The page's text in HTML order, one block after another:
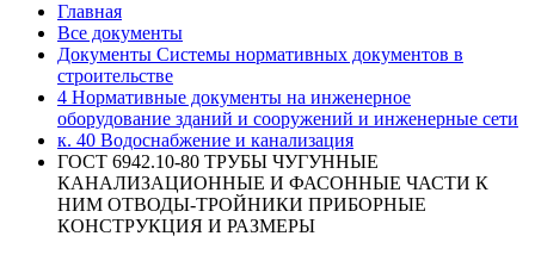
Главная
Все документы
Документы Системы нормативных документов в
строительстве
4 Нормативные документы на инженерное
оборудование зданий и сооружений и инженерные сети
к. 40 Водоснабжение и канализация
ГОСТ 6942.10-80 ТРУБЫ ЧУГУННЫЕ
КАНАЛИЗАЦИОННЫЕ И ФАСОННЫЕ ЧАСТИ К
НИМ ОТВОДЫ-ТРОЙНИКИ ПРИБОРНЫЕ
КОНСТРУКЦИЯ И РАЗМЕРЫ